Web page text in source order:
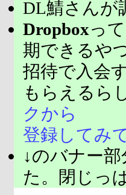
DL鯖さんが
Dropboxっ
期できるや
招待で入会
もらえるら
クから
登録してみ
↓のバナー
た。閉じっ